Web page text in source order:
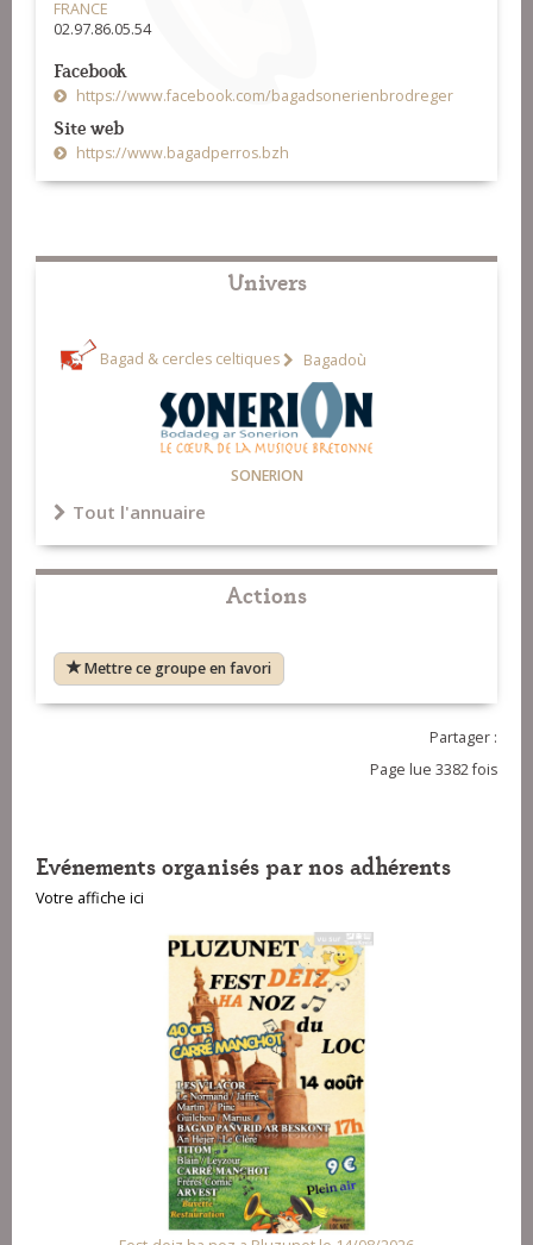
FRANCE
02.97.86.05.54
Facebook
https://www.facebook.com/bagadsonerienbrodreger
Site web
https://www.bagadperros.bzh
Univers
Bagad & cercles celtiques Bagadoù
SONERION
Tout l'annuaire
Actions
Mettre ce groupe en favori
Partager :
Page lue 3382 fois
Evénements organisés par nos adhérents
Votre affiche ici